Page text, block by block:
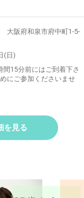
大阪府和泉市府中町1-5-
(日)
15分前にはご到着下さ
にご参加くださいませ
を見る